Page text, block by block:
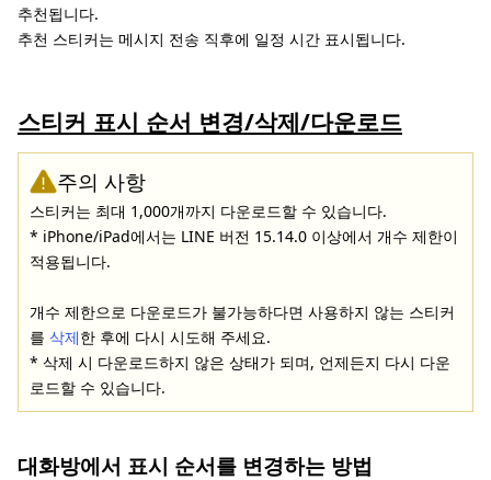
추천됩니다.
추천 스티커는 메시지 전송 직후에 일정 시간 표시됩니다.
스티커 표시 순서 변경/삭제/다운로드
주의 사항
스티커는 최대 1,000개까지 다운로드할 수 있습니다.
* iPhone/iPad에서는 LINE 버전 15.14.0 이상에서 개수 제한이
적용됩니다.
개수 제한으로 다운로드가 불가능하다면 사용하지 않는 스티커
를 삭제한 후에 다시 시도해 주세요.
* 삭제 시 다운로드하지 않은 상태가 되며, 언제든지 다시 다운
로드할 수 있습니다.
대화방에서 표시 순서를 변경하는 방법